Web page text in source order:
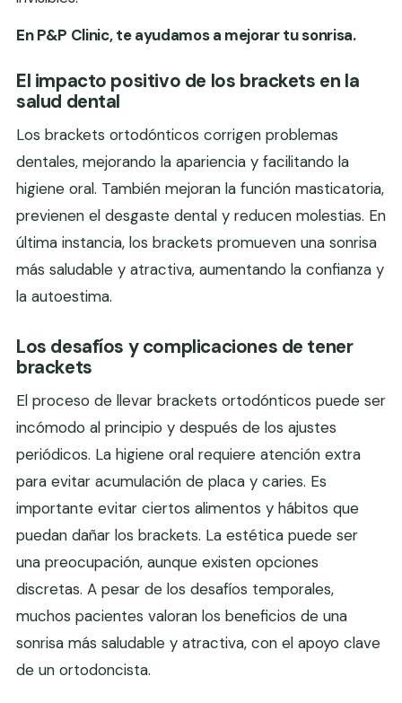
En P&P Clinic, te ayudamos a mejorar tu sonrisa.
El impacto positivo de los brackets en la
salud dental
Los brackets ortodónticos corrigen problemas
dentales, mejorando la apariencia y facilitando la
higiene oral. También mejoran la función masticatoria,
previenen el desgaste dental y reducen molestias. En
última instancia, los brackets promueven una sonrisa
más saludable y atractiva, aumentando la confianza y
la autoestima.
Los desafíos y complicaciones de tener
brackets
El proceso de llevar brackets ortodónticos puede ser
incómodo al principio y después de los ajustes
periódicos. La higiene oral requiere atención extra
para evitar acumulación de placa y caries. Es
importante evitar ciertos alimentos y hábitos que
puedan dañar los brackets. La estética puede ser
una preocupación, aunque existen opciones
discretas. A pesar de los desafíos temporales,
muchos pacientes valoran los beneficios de una
sonrisa más saludable y atractiva, con el apoyo clave
de un ortodoncista.